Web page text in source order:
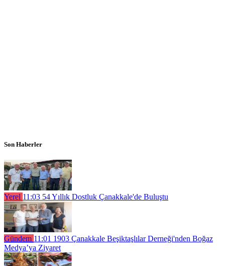
Son Haberler
Yerel 11:03 54 Yıllık Dostluk Çanakkale'de Buluştu
Gündem 11:01 1903 Çanakkale Beşiktaşlılar Derneği'nden Boğaz
Medya’ya Ziyaret